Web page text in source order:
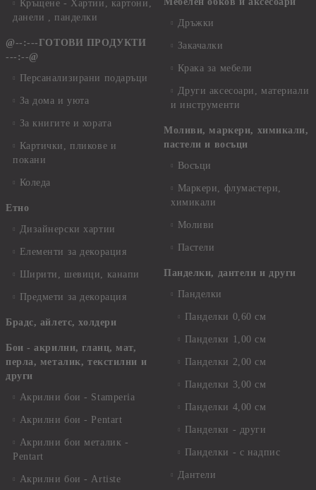
Кръщене - Хартии, картони,
данели , панделки
@--:---ГОТОВИ ПРОДУКТИ
---:--@
Персанализирани подаръци
За дома и уюта
За книгите и хората
Картички, пликове и
покани
Коледа
Етно
Дизайнерски хартии
Елементи за декорация
Ширити, шевици, канапи
Предмети за декорация
Брадс, айлетс, холдери
Бои - акрилни, гланц, мат,
перла, металик, текстилни и
други
Акрилни бои - Stamperia
Акрилни бои - Pentart
Акрилни бои металик -
Pentart
Акрилни бои - Artiste
Дръжки
Закачалки
Крака за мебели
Други аксесоари, материали
и инструменти
Моливи, маркери, химикали,
пастели и восъци
Восъци
Маркери, флумастери,
химикали
Моливи
Пастели
Панделки, дантели и други
Панделки
Панделки 0,60 см
Панделки 1,00 см
Панделки 2,00 см
Панделки 3,00 см
Панделки 4,00 см
Панделки - други
Панделки - с надпис
Дантели